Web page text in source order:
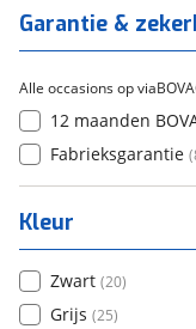
Garantie &
Alle occasions op
12 maanden
Fabrieksgarantie (
Kleur
Zwart (20)
Grijs (25)